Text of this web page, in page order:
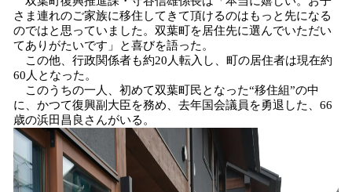
さま連れのご家族に移住してきて頂けるのはもっと先になる
のではと思っていました。双葉町を居住先に選んでいただい
てありがたいです」と喜びを語った。
この他、行政関係者も約20人転入し、町の居住者は現在約
60人となった。
このうちの一人、初めて双葉町民となった“移住組”の中
に、かつて復興副大臣を務め、去年国会議員を勇退した、66
歳の浜田昌良さんがいる。